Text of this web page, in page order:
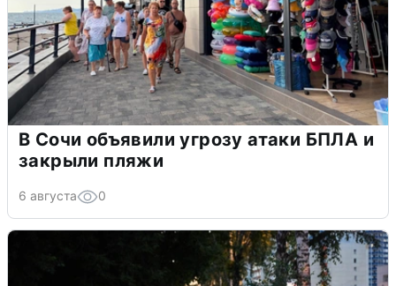
В Сочи объявили угрозу атаки БПЛА и
закрыли пляжи
6 августа 0